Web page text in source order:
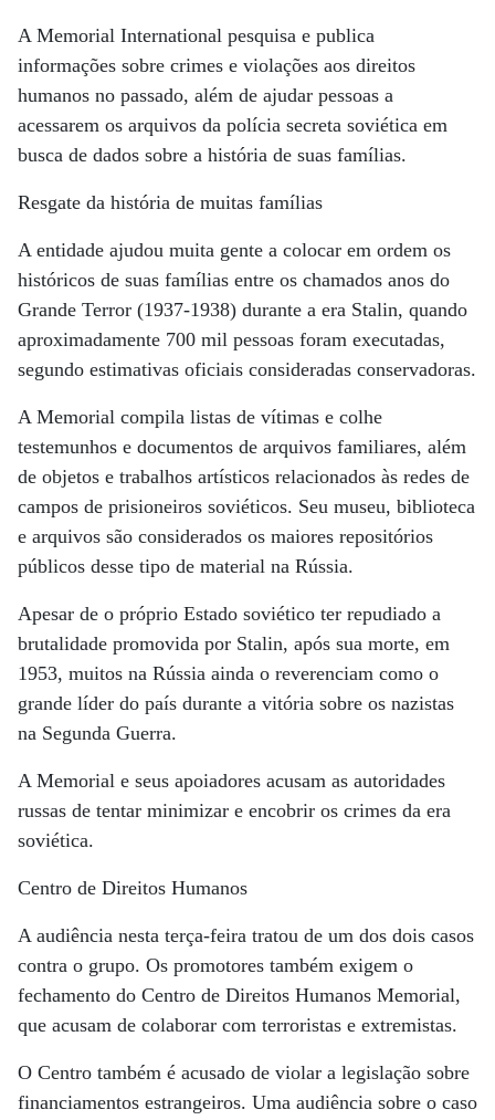
A Memorial International pesquisa e publica
informações sobre crimes e violações aos direitos
humanos no passado, além de ajudar pessoas a
acessarem os arquivos da polícia secreta soviética em
busca de dados sobre a história de suas famílias.
Resgate da história de muitas famílias
A entidade ajudou muita gente a colocar em ordem os
históricos de suas famílias entre os chamados anos do
Grande Terror (1937-1938) durante a era Stalin, quando
aproximadamente 700 mil pessoas foram executadas,
segundo estimativas oficiais consideradas conservadoras.
A Memorial compila listas de vítimas e colhe
testemunhos e documentos de arquivos familiares, além
de objetos e trabalhos artísticos relacionados às redes de
campos de prisioneiros soviéticos. Seu museu, biblioteca
e arquivos são considerados os maiores repositórios
públicos desse tipo de material na Rússia.
Apesar de o próprio Estado soviético ter repudiado a
brutalidade promovida por Stalin, após sua morte, em
1953, muitos na Rússia ainda o reverenciam como o
grande líder do país durante a vitória sobre os nazistas
na Segunda Guerra.
A Memorial e seus apoiadores acusam as autoridades
russas de tentar minimizar e encobrir os crimes da era
soviética.
Centro de Direitos Humanos
A audiência nesta terça-feira tratou de um dos dois casos
contra o grupo. Os promotores também exigem o
fechamento do Centro de Direitos Humanos Memorial,
que acusam de colaborar com terroristas e extremistas.
O Centro também é acusado de violar a legislação sobre
financiamentos estrangeiros. Uma audiência sobre o caso